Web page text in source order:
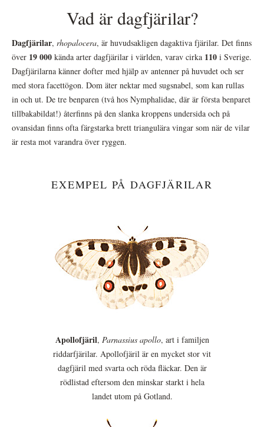
Vad är dagfjärilar?
Dagfjärilar, rhopalocera, är huvudsakligen dagaktiva fjärilar. Det finns
över 19 000 kända arter dagfjärilar i världen, varav cirka 110 i Sverige.
Dagfjärilarna känner dofter med hjälp av antenner på huvudet och ser
med stora facettögon. Dom äter nektar med sugsnabel, som kan rullas
in och ut. De tre benparen (två hos Nymphalidae, där är första benparet
tillbakabildat!) återfinns på den slanka kroppens undersida och på
ovansidan finns ofta färgstarka brett triangulära vingar som när de vilar
är resta mot varandra över ryggen.
EXEMPEL PÅ DAGFJÄRILAR
Apollofjäril, Parnassius apollo, art i familjen
riddarfjärilar. Apollofjäril är en mycket stor vit
dagfjäril med svarta och röda fläckar. Den är
rödlistad eftersom den minskar starkt i hela
landet utom på Gotland.